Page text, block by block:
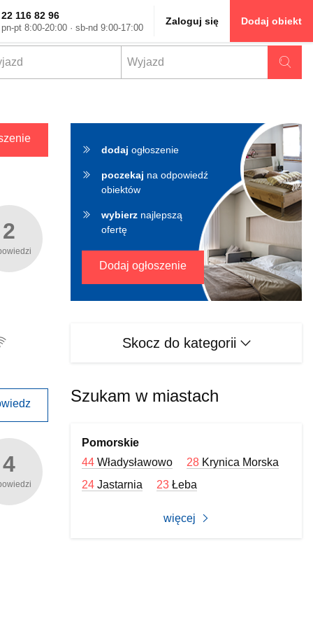
22 116 82 96
pn-pt 8:00-20:00 · sb-nd 9:00-17:00
Zaloguj się Dodaj obiekt
2
4
dodaj ogłoszenie
poczekaj na odpowiedź
obiektów
wybierz najlepszą
ofertę
Dodaj ogłoszenie
Skocz do kategorii
Szukam w miastach
Pomorskie
44Władysławowo 28 Krynica Morska
24Jastarnia 23Łeba
więcej